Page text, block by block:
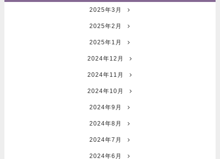
2025年3月
2025年2月
2025年1月
2024年12月
2024年11月
2024年10月
2024年9月
2024年8月
2024年7月
2024年6月